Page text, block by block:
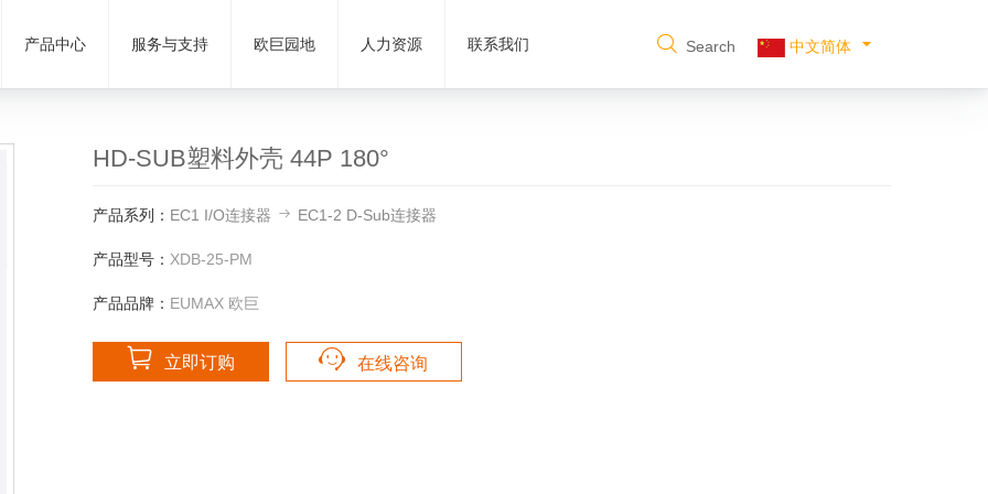
产品中心 服务与支持 欧巨园地 人力资源 联系我们 Search 中文简体
HD-SUB塑料外壳 44P 180°
产品系列： EC1 I/O连接器 EC1-2 D-Sub连接器
产品型号： XDB-25-PM
产品品牌： EUMAX 欧巨
立即订购 在线咨询